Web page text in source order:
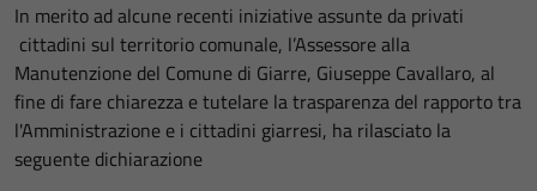
In merito ad alcune recenti iniziative assunte da privati
cittadini sul territorio comunale, l’Assessore alla
Manutenzione del Comune di Giarre, Giuseppe Cavallaro, al
fine di fare chiarezza e tutelare la trasparenza del rapporto tra
l'Amministrazione e i cittadini giarresi, ha rilasciato la
seguente dichiarazione